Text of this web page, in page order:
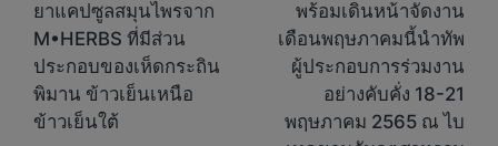
ยาแคปซูลสมุนไพรจาก
M•HERBS ที่มีส่วน
ประกอบของเห็ดกระถิน
พิมาน ข้าวเย็นเหนือ
ข้าวเย็นใต้
พร้อมเดินหน้าจัดงาน
เดือนพฤษภาคมนี้นำทัพ
ผู้ประกอบการร่วมงาน
อย่างคับคั่ง 18-21
พฤษภาคม 2565 ณ ไบ